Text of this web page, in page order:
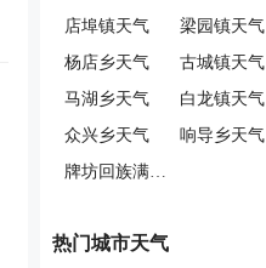
店埠镇天气
梁园镇天气
杨店乡天气
古城镇天气
马湖乡天气
白龙镇天气
众兴乡天气
响导乡天气
牌坊回族满族乡天气
热门城市天气